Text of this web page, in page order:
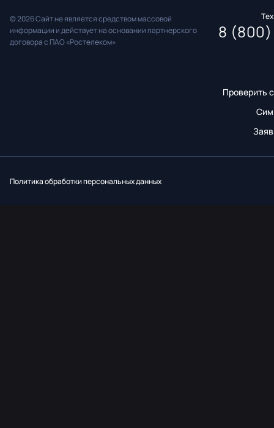
© 2026 Сайт не является средством массовой
информации и действует на основании партнерского
договора с ПАО «Ростелеком»
Проверить
8
Политика обработки персональных данных